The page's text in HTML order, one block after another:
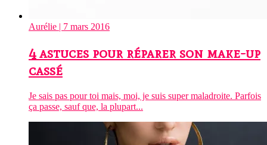
Aurélie | 7 mars 2016
4 astuces pour réparer son make-up
cassé
Je sais pas pour toi mais, moi, je suis super maladroite. Parfois
ça passe, sauf que, la plupart...